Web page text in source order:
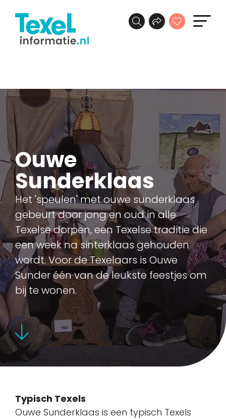
Ouwe
Sunderklaas
Het 'speulen' met ouwe sunderklaas
gebeurt door jong en oud in alle
Texelse dorpen, een Texelse traditie die
een week na sinterklaas gehouden
wordt. Voor de Texelaars is Ouwe
Sunder één van de leukste feestjes om
bij te wonen.
Typisch Texels
Ouwe Sunderklaas is een typisch Texels